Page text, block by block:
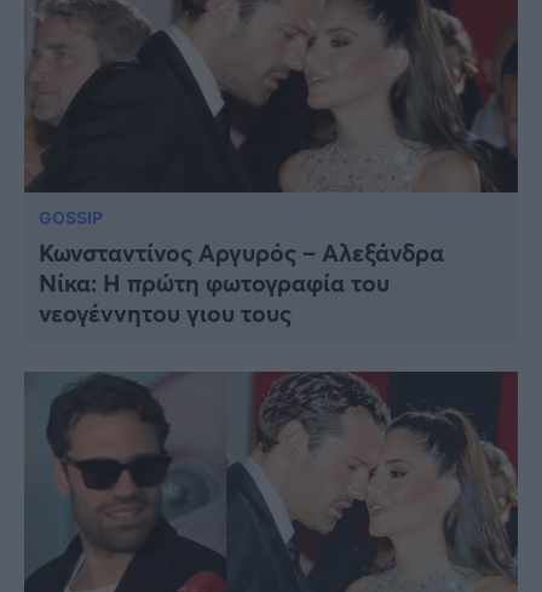
GOSSIP
Κωνσταντίνος Αργυρός – Αλεξάνδρα
Νίκα: Η πρώτη φωτογραφία του
νεογέννητου γιου τους